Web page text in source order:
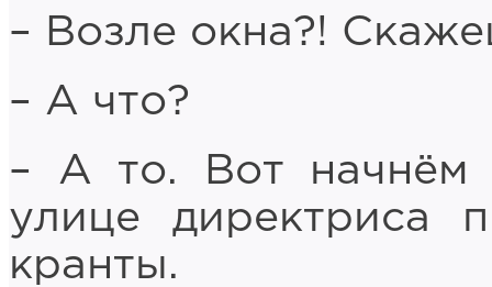
– Возле окна?!
– А что?
– А то. Вот начнём
улице директриса
кранты.